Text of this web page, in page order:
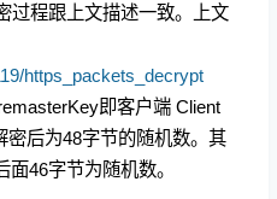
过程跟上文描述一致。上文
https_packets_decrypt
即客户端 Client
密后为48字节的随机数。其
46字节为随机数。